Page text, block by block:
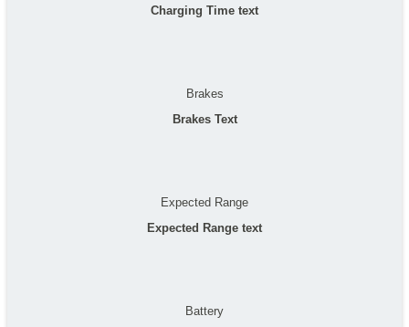
Charging Time text
Brakes
Brakes Text
Expected Range
Expected Range text
Battery